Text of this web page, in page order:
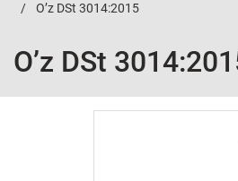
O’z DSt 3014:2015
O’z DSt